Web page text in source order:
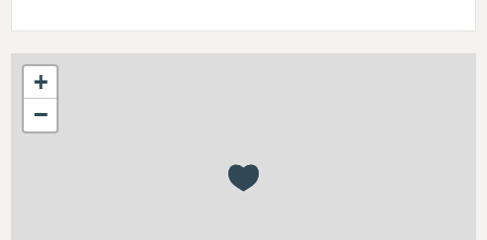
+
−